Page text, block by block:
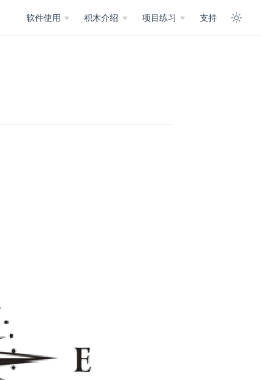
软件使用 积木介绍 项目练习 支持